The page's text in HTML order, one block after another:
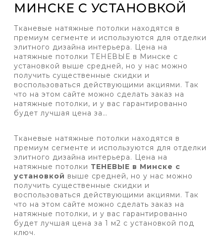
МИНСКЕ С УСТАНОВКОЙ
Тканевые натяжные потолки находятся в
премиум сегменте и используются для отделки
элитного дизайна интерьера. Цена на
натяжные потолки ТЕНЕВЫЕ в Минске с
установкой выше средней, но у нас можно
получить существенные скидки и
воспользоваться действующими акциями. Так
что на этом сайте можно сделать заказ на
натяжные потолки, и у вас гарантированно
будет лучшая цена за…
Тканевые натяжные потолки находятся в
премиум сегменте и используются для отделки
элитного дизайна интерьера. Цена на
натяжные потолки ТЕНЕВЫЕ в Минске с
установкой выше средней, но у нас можно
получить существенные скидки и
воспользоваться действующими акциями. Так
что на этом сайте можно сделать заказ на
натяжные потолки, и у вас гарантированно
будет лучшая цена за 1 м2 с установкой под
ключ.